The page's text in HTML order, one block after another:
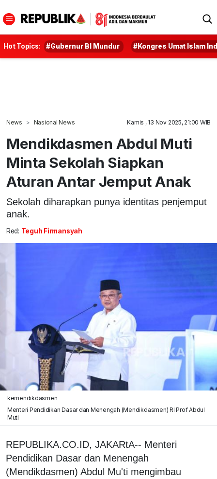
Hot Topics: #Gubernur BI Mundur #Kongres Umat Islam
News Nasional News Kamis , 13 Nov 2025, 21:00 WIB
Mendikdasmen Abdul Muti
Minta Sekolah Siapkan
Aturan Antar Jemput Anak
Sekolah diharapkan punya identitas penjemput
anak.
Red: Teguh Firmansyah
kemendikdasmen
Menteri Pendidikan Dasar dan Menengah (Mendikdasmen) RI Prof Abdul
Muti
REPUBLIKA.CO.ID, JAKARtA-- Menteri
Pendidikan Dasar dan Menengah
(Mendikdasmen) Abdul Mu'ti mengimbau